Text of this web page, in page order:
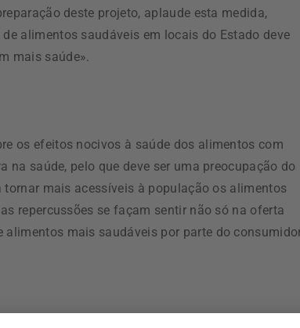
deste projeto, aplaude esta medida,
alimentos saudáveis em locais do Estado deve
mais saúde».
os efeitos nocivos à saúde dos alimentos com
na saúde, pelo que deve ser uma preocupação do
mais acessíveis à população os alimentos
repercussões se façam sentir não só na oferta
mais saudáveis por parte do
de ações que se podem alcançar grandes